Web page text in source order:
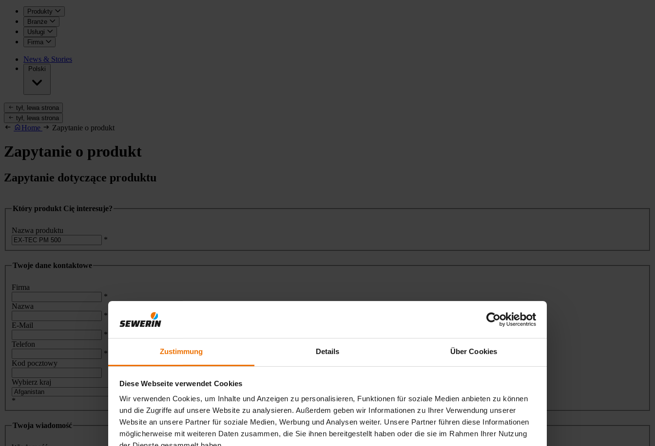
Zustimmung Details Über Cookies
Diese Webseite verwendet Cookies
Wir verwenden Cookies, um Inhalte und Anzeigen zu personalisieren, Funktionen für soziale Medien anbieten zu können
und die Zugriffe auf unsere Website zu analysieren. Außerdem geben wir Informationen zu Ihrer Verwendung unserer
Website an unsere Partner für soziale Medien, Werbung und Analysen weiter. Unsere Partner führen diese Informationen
möglicherweise mit weiteren Daten zusammen, die Sie ihnen bereitgestellt haben oder die sie im Rahmen Ihrer Nutzung
Produkty
Branże
Usługi
Firma
News & Stories
Polski
tył, lewa strona
tył, lewa strona
Home Zapytanie o produkt
Zapytanie o produkt
Zapytanie dotyczące produktu
Który produkt Cię interesuje?
Nazwa produktu
*
Twoje dane kontaktowe
Firma
*
Nazwa
*
E-Mail
*
Telefon
*
Kod pocztowy
Wybierz kraj
*
Twoja wiadomość